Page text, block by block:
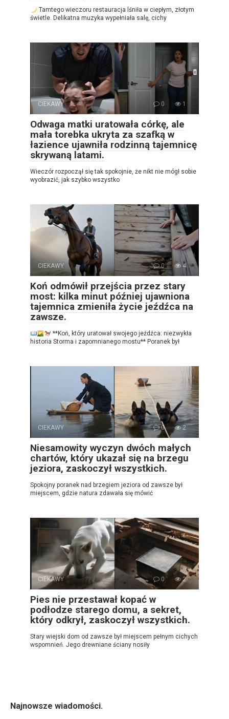
Tamtego wieczoru restauracja lśniła w ciepłym, złotym
świetle. Delikatna muzyka wypełniała salę, cichy
CIEKAWY 0 1
Odwaga matki uratowała córkę, ale
mała torebka ukryta za szafką w
łazience ujawniła rodzinną tajemnicę
skrywaną latami.
Wieczór rozpoczął się tak spokojnie, że nikt nie mógł sobie
wyobrazić, jak szybko wszystko
CIEKAWY 0 4
Koń odmówił przejścia przez stary
most: kilka minut później ujawniona
tajemnica zmieniła życie jeźdźca na
zawsze.
**Koń, który uratował swojego jeźdźca: niezwykła
historia Storma i zapomnianego mostu** Poranek był
CIEKAWY 0 2
Niesamowity wyczyn dwóch małych
chartów, który ukazał się na brzegu
jeziora, zaskoczył wszystkich.
Spokojny poranek nad brzegiem jeziora od zawsze był
miejscem, gdzie natura zdawała się mówić
CIEKAWY 0 2
Pies nie przestawał kopać w
podłodze starego domu, a sekret,
który odkrył, zaskoczył wszystkich.
Stary wiejski dom od zawsze był miejscem pełnym cichych
wspomnień. Jego drewniane ściany nosiły
Najnowsze wiadomości.